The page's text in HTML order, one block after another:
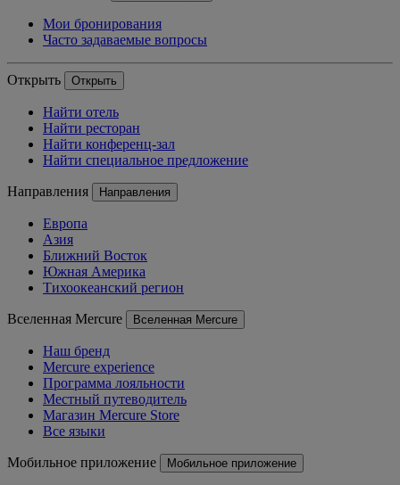
Мои бронирования
Часто задаваемые вопросы
Открыть Открыть
Найти отель
Найти ресторан
Найти конференц-зал
Найти специальное предложение
Направления Направления
Европа
Азия
Ближний Восток
Южная Америка
Тихоокеанский регион
Вселенная Mercure Вселенная Mercure
Наш бренд
Mercure experience
Программа лояльности
Местный путеводитель
Магазин Mercure Store
Все языки
Мобильное приложение Мобильное приложение